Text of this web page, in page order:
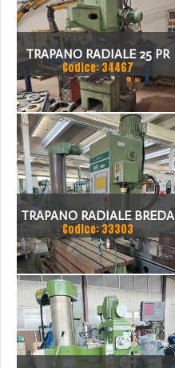
TRAPANO RADIALE 25 PR
MECOF
Codice: 34467
TRAPANO RADIALE BREDA
R 55 2000
Codice: 33303